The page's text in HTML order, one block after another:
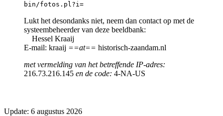
bin/fotos.pl?i=
Lukt het desondanks niet, neem dan contact op met de
systeembeheerder van deze beeldbank:
Hessel Kraaij
E-mail: kraaij ==at== historisch-zaandam.nl
met vermelding van het betreffende IP-adres:
216.73.216.145 en de code: 4-NA-US
Update: 6 augustus 2026